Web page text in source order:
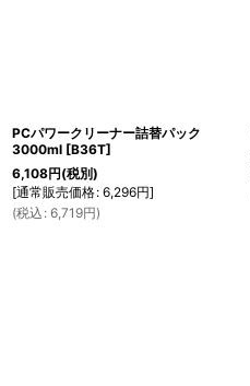
PCパワークリーナー詰替パック
3000ml [B36T]
6,108円(税別)
[通常販売価格: 6,296円]
(税込 : 6,719円)